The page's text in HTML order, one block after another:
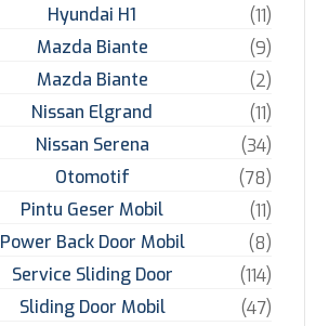
Hyundai H1
(11)
Mazda Biante
(9)
Mazda Biante
(2)
Nissan Elgrand
(11)
Nissan Serena
(34)
Otomotif
(78)
Pintu Geser Mobil
(11)
Power Back Door Mobil
(8)
Service Sliding Door
(114)
Sliding Door Mobil
(47)